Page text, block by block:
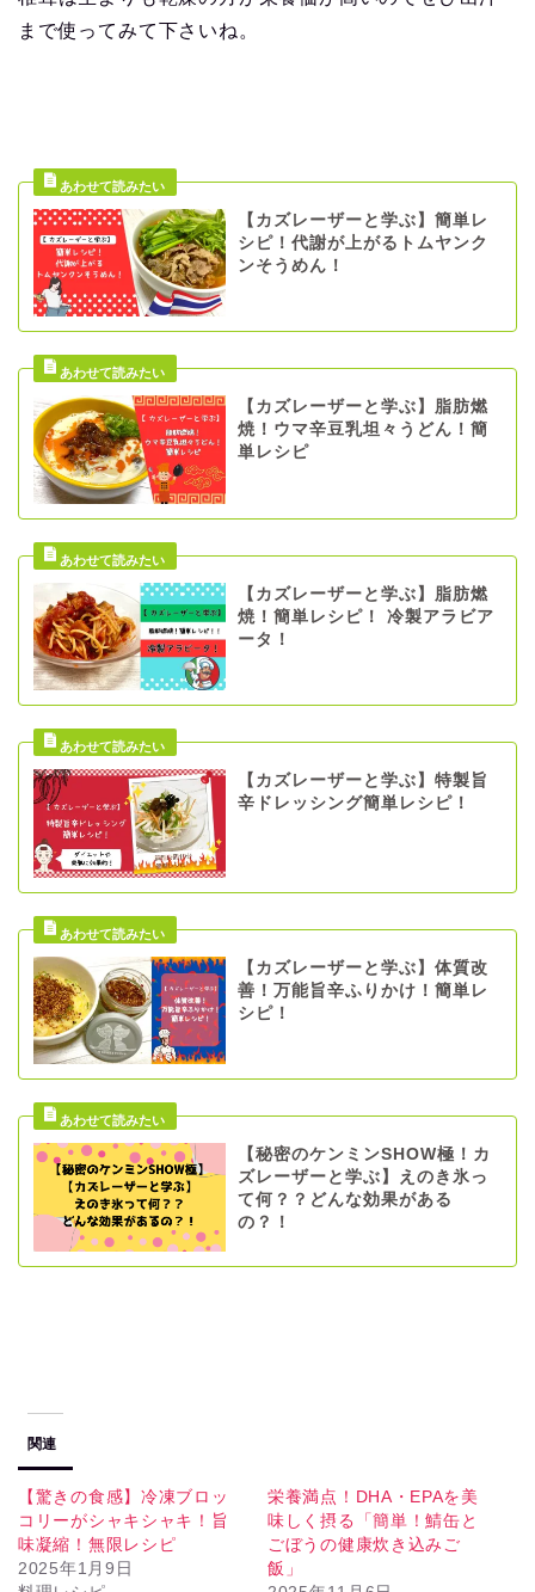
まで使ってみて下さいね。
【カズレーザーと学ぶ】簡単レ
シピ！代謝が上がるトムヤンク
ンそうめん！
【カズレーザーと学ぶ】脂肪燃
焼！ウマ辛豆乳坦々うどん！簡
単レシピ
【カズレーザーと学ぶ】脂肪燃
焼！簡単レシピ！ 冷製アラビア
ータ！
【カズレーザーと学ぶ】特製旨
辛ドレッシング簡単レシピ！
【カズレーザーと学ぶ】体質改
善！万能旨辛ふりかけ！簡単レ
シピ！
【秘密のケンミンSHOW極！カ
ズレーザーと学ぶ】えのき氷っ
て何？？どんな効果がある
の？！
関連
【驚きの食感】冷凍ブロッ
コリーがシャキシャキ！旨
味凝縮！無限レシピ
2025年1月9日
栄養満点！DHA・EPAを美
味しく摂る「簡単！鯖缶と
ごぼうの健康炊き込みご
飯」